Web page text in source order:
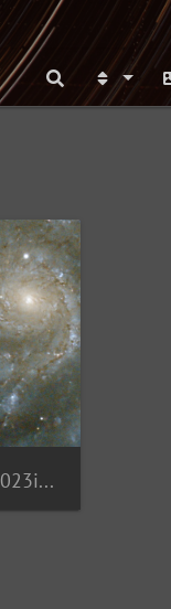
M 101 mit Supernova SN2023ixf Ausschnitt